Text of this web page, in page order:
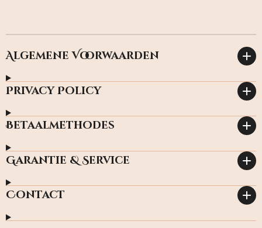
Algemene Voorwaarden
Privacy Policy
Betaalmethodes
Garantie & Service
Contact